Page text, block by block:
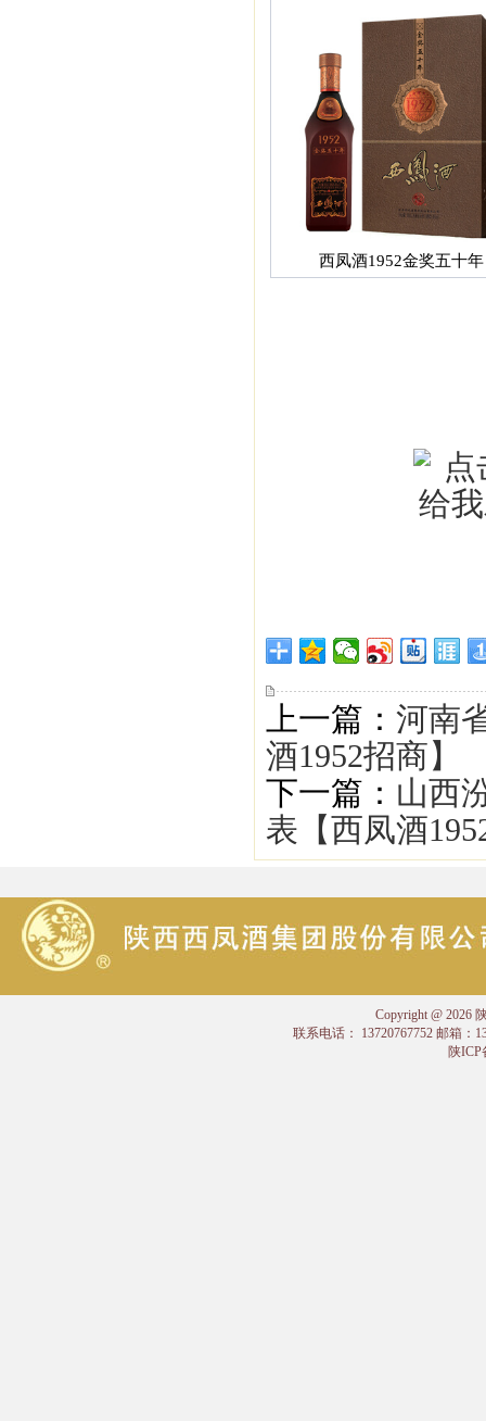
西凤酒1952金奖五十年
上一篇： 河南
酒1952招商】
下一篇： 山西
表【西凤酒
Copyright @ 2026
联系电话： 13720767752 邮箱：
陕ICP